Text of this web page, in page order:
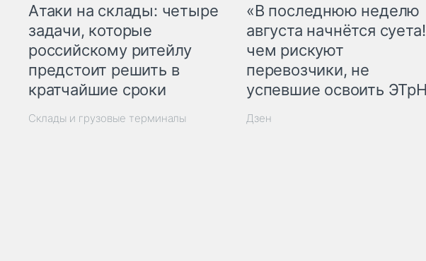
Атаки на склады: четыре
задачи, которые
российскому ритейлу
предстоит решить в
кратчайшие сроки
Склады и грузовые терминалы
«В последнюю неделю
августа начнётся
чем рискуют
перевозчики, не
успевшие освоить ЭТрН
Дзен